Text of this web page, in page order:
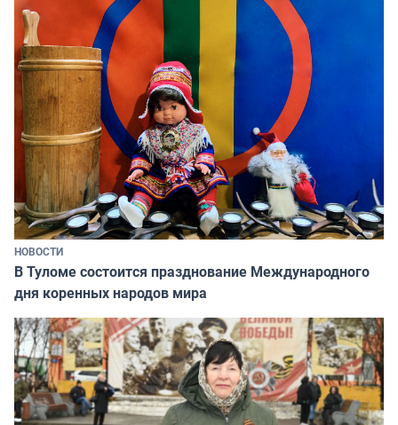
НОВОСТИ
В Туломе состоится празднование Международного
дня коренных народов мира